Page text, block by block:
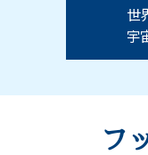
世
宇
フ